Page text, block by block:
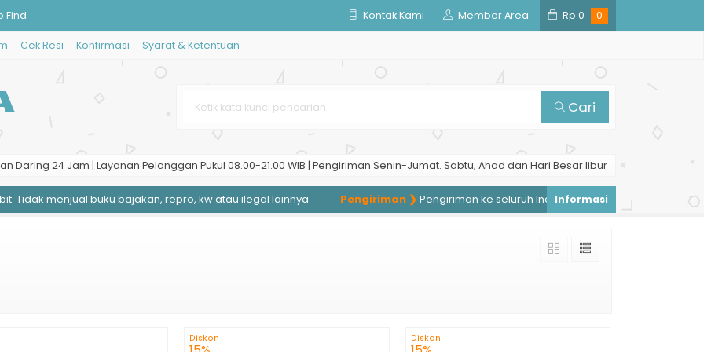
Find
dalam Islam
Durian Terolah Minimal
Kromatografi Cair
Kontak Kami Member Area Rp 0 0
Cek Resi Konfirmasi Syarat & Ketentuan
Cari
Daring 24 Jam | Layanan Pelanggan Pukul 08.00-21.00 WIB | Pengiriman Senin-Jumat. Sabtu, Ahad dan Hari Besar libur
menjual buku bajakan, repro, kw atau ilegal lainnya Pengiriman ❯Pengiriman ke seluruh Indonesia, pengiriman ke luar
Diskon Diskon